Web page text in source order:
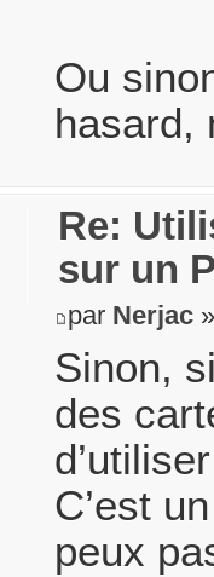
Ou
hasard,
Re:
sur un
par Nerjac
Sinon,
des
C’est
peux